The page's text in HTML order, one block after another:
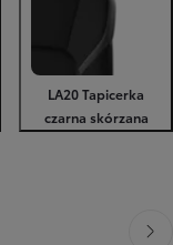
LA20 Tapicerka
czarna skórzana